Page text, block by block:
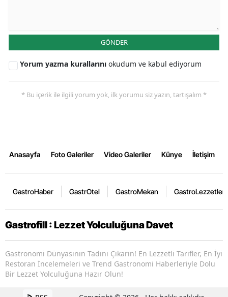
GÖNDER
Yorum yazma kurallarını okudum ve kabul ediyorum
* Bu içerik ile ilgili yorum yok, ilk yorumu siz yazın, tartışalım *
Anasayfa Foto Galeriler Video Galeriler Künye İletişim
GastroHaber GastrOtel GastroMekan GastroLezzetler
Gastrofill : Lezzet Yolculuğuna Davet
Gastronomi Dünyasının Tadını Çıkarın! En Lezzetli Tarifler, En İyi
Restoran İncelemeleri ve Trend Gastronomi Haberleriyle Dolu
Bir Lezzet Yolculuğuna Hazır Olun!